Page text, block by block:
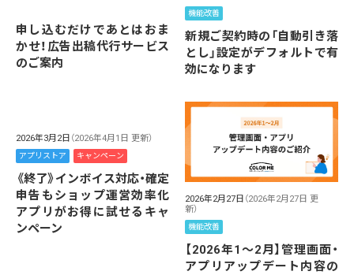
申し込むだけであとはおま
かせ！広告出稿代行サービス
のご案内
機能改善
新規ご契約時の「自動引き落
とし」設定がデフォルトで有
効になります
2026年3月2日 （2026年4月1日 更新）
アプリストア キャンペーン
《終了》インボイス対応・確定
申告もショップ運営効率化
アプリがお得に試せるキャ
ンペーン
2026年2月27日 （2026年2月27日 更
新）
機能改善
【2026年1～2月】管理画面・
アプリアップデート内容の